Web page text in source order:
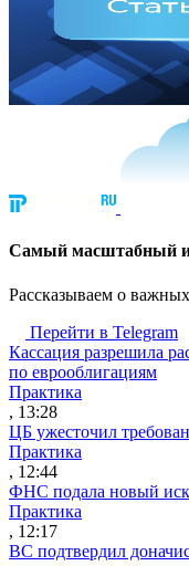
Cамый масштабный
Рассказываем о
Перейти в Telegram
Кассация разрешила
по еврооблигациям
Практика
, 13:28
ЦБ ужесточил
Практика
, 12:44
ФНС подала новый
Практика
, 12:17
ВС подтвердил